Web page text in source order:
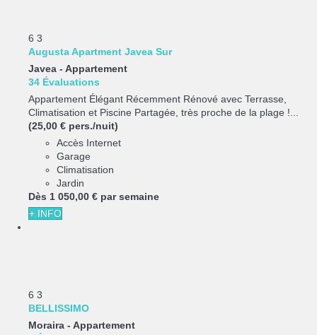
6 3
Augusta Apartment Javea Sur
Javea - Appartement
34 Évaluations
Appartement Élégant Récemment Rénové avec Terrasse,
Climatisation et Piscine Partagée, très proche de la plage !...
(25,00 € pers./nuit)
Accès Internet
Garage
Climatisation
Jardin
Dès 1 050,00 € par semaine
+ INFO
6 3
BELLISSIMO
Moraira - Appartement